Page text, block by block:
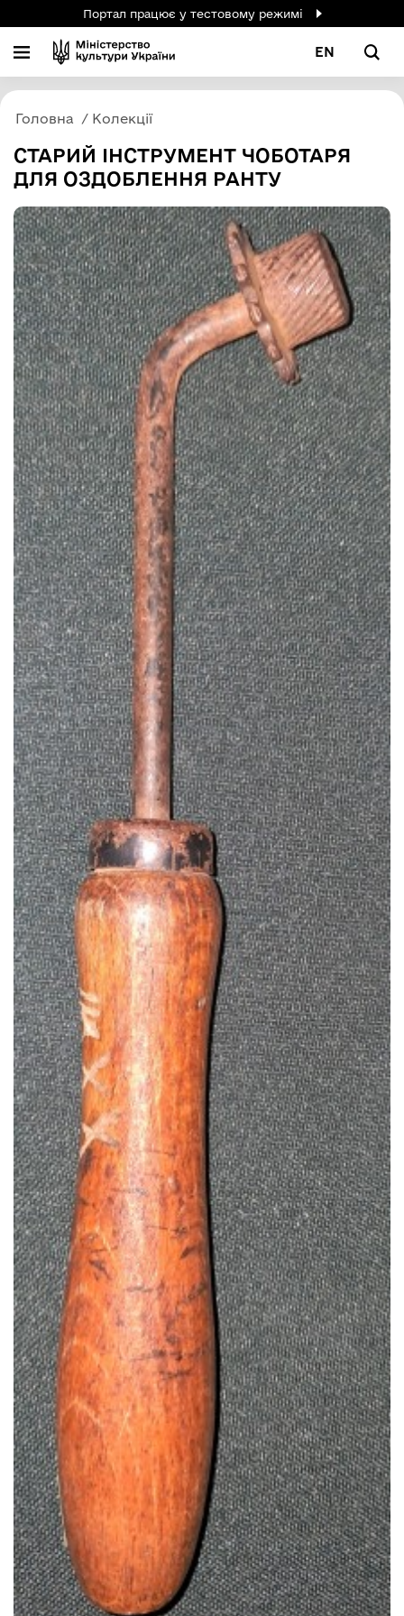
Портал працює у тестовому режимі
EN
Головна Колекції
СТАРИЙ ІНСТРУМЕНТ ЧОБОТАРЯ
ДЛЯ ОЗДОБЛЕННЯ РАНТУ